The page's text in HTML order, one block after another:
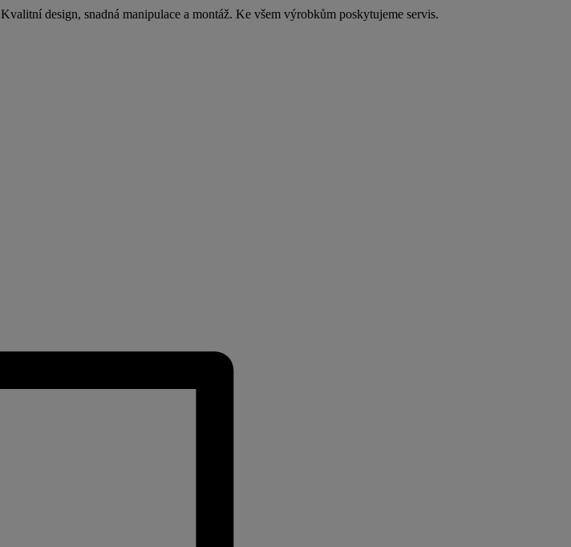
Kvalitní design, snadná manipulace a montáž. Ke všem výrobkům poskytujeme servis.